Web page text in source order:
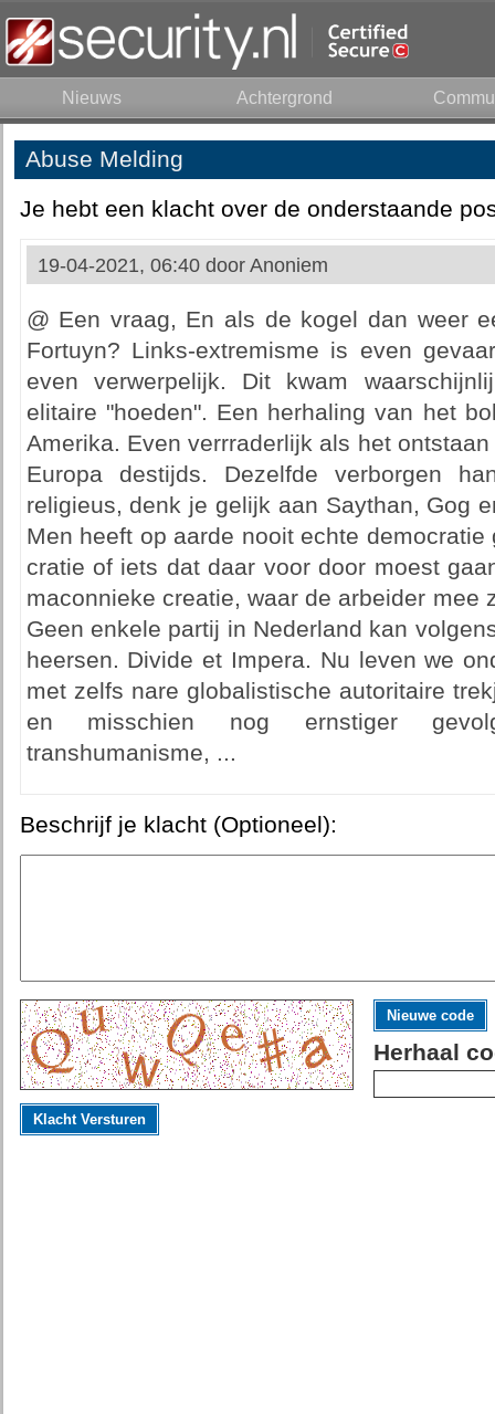
Nieuws Achtergrond
Abuse Melding
Je hebt een klacht over de onderstaande
19-04-2021, 06:40 door Anoniem
@ Een vraag, En als de kogel dan weer
Fortuyn? Links-extremisme is even
even verwerpelijk. Dit kwam
elitaire "hoeden". Een herhaling van het
Amerika. Even verrraderlijk als het
Europa destijds. Dezelfde verborgen
religieus, denk je gelijk aan Saythan, Gog
Men heeft op aarde nooit echte
cratie of iets dat daar voor door moest
maconnieke creatie, waar de arbeider mee
Geen enkele partij in Nederland kan
heersen. Divide et Impera. Nu leven we
met zelfs nare globalistische autoritaire
en misschien nog ernstiger
transhumanisme, ...
Beschrijf je klacht (Optioneel):
Nieuwe code
Herhaal
Klacht Versturen